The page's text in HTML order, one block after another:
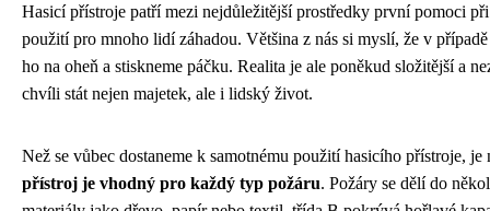
Hasicí přístroje patří mezi nejdůležitější prostředky první pomoci
použití pro mnoho lidí záhadou. Většina z nás si myslí, že v
ho na oheň a stiskneme páčku. Realita je ale poněkud složitější a
chvíli stát nejen majetek, ale i lidský život.
Než se vůbec dostaneme k samotnému použití hasicího přístroje,
přístroj je vhodný pro každý typ požáru. Požáry se dělí do